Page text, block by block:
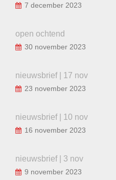
7 december 2023
open ochtend
30 november 2023
nieuwsbrief | 17 nov
23 november 2023
nieuwsbrief | 10 nov
16 november 2023
nieuwsbrief | 3 nov
9 november 2023